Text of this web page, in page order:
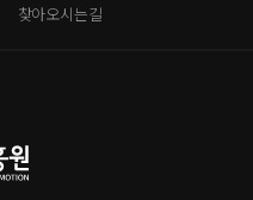
찾아오시는길